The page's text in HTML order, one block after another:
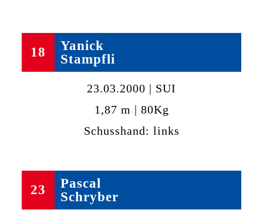
18
Yanick
Stampfli
23.03.2000 | SUI
1,87 m | 80Kg
Schusshand: links
23
Pascal
Schryber